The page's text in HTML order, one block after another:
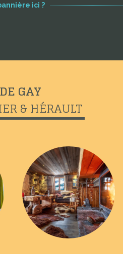
ici ?
GAY
& HÉRAULT